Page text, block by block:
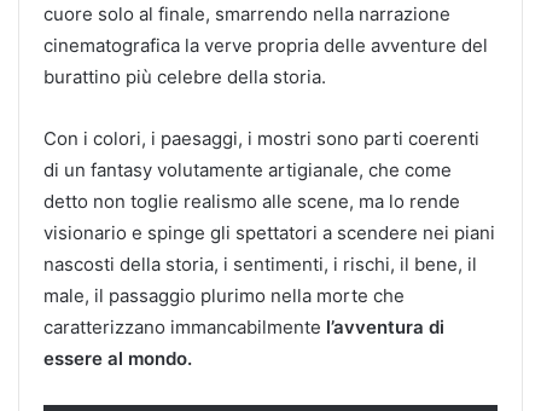
cuore solo al finale, smarrendo nella narrazione
cinematografica la verve propria delle avventure del
burattino più celebre della storia.
Con i colori, i paesaggi, i mostri sono parti coerenti
di un fantasy volutamente artigianale, che come
detto non toglie realismo alle scene, ma lo rende
visionario e spinge gli spettatori a scendere nei piani
nascosti della storia, i sentimenti, i rischi, il bene, il
male, il passaggio plurimo nella morte che
caratterizzano immancabilmente l’avventura di
essere al mondo.